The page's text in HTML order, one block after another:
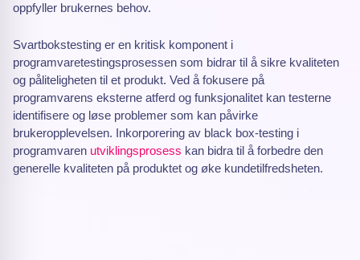
oppfyller brukernes behov.
Svartbokstesting er en kritisk komponent i
programvaretestingsprosessen som bidrar til å sikre kvaliteten
og påliteligheten til et produkt. Ved å fokusere på
programvarens eksterne atferd og funksjonalitet kan testerne
identifisere og løse problemer som kan påvirke
brukeropplevelsen. Inkorporering av black box-testing i
programvaren utviklingsprosess kan bidra til å forbedre den
generelle kvaliteten på produktet og øke kundetilfredsheten.